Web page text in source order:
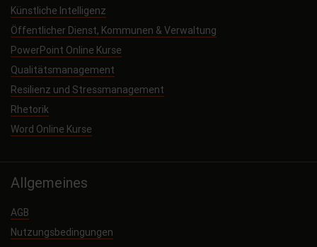
Künstliche Intelligenz
Öffentlicher Dienst, Kommunen & Verwaltung
PowerPoint Online Kurse
Qualitätsmanagement
Resilienz und Stressmanagement
Rhetorik
Word Online Kurse
Allgemeines
AGB
Nutzungsbedingungen